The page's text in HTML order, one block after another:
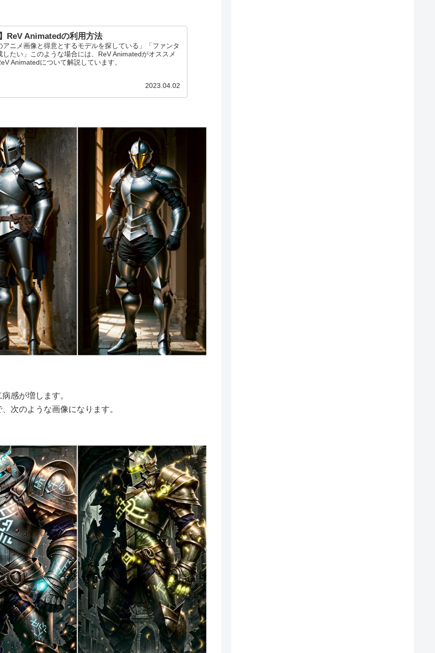
ReV Animatedの利用方法
ニメ画像と得意とするモデルを探している」「ファンタ
たい」このような場合には、ReV Animatedがオススメ
Animatedについて解説しています。
2023.04.02
感が増します。
次のような画像になります。